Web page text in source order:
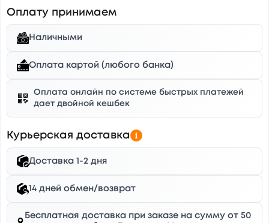
Оплату принимаем
Наличными
Оплата картой (любого банка)
Оплата онлайн по системе быстрых платежей
дает двойной кешбек
Курьерская доставка
Доставка 1-2 дня
14 дней обмен/возврат
Бесплатная доставка при заказе на сумму от 50